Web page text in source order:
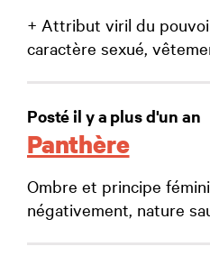
+ Attribut viril du
caractère sexué,
Posté il y a plus d'un an
Panthère
Ombre et principe
négativement, nature